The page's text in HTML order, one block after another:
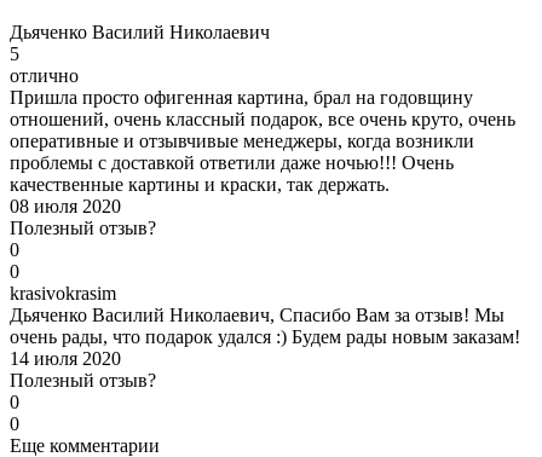
Дьяченко Василий Николаевич
5
отлично
Пришла просто офигенная картина, брал на годовщину
отношений, очень классный подарок, все очень круто, очень
оперативные и отзывчивые менеджеры, когда возникли
проблемы с доставкой ответили даже ночью!!! Очень
качественные картины и краски, так держать.
08 июля 2020
Полезный отзыв?
0
0
krasivokrasim
Дьяченко Василий Николаевич, Спасибо Вам за отзыв! Мы
очень рады, что подарок удался :) Будем рады новым заказам!
14 июля 2020
Полезный отзыв?
0
0
Еще комментарии